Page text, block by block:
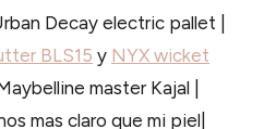
Decay electric pallet |
BLS15 y NYX wicket
master Kajal |
mas claro que mi piel|